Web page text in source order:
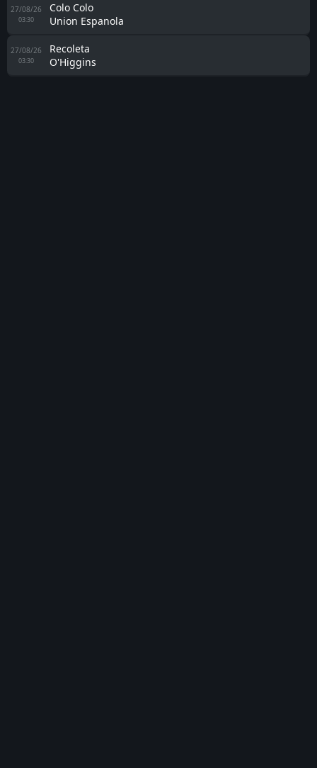
27/08/26
03:30
Colo Colo
Union Espanola
27/08/26
03:30
Recoleta
O'Higgins